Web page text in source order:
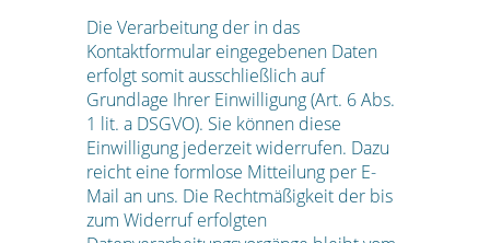
Die Verarbeitung der in das
Kontaktformular eingegebenen Daten
erfolgt somit ausschließlich auf
Grundlage Ihrer Einwilligung (Art. 6 Abs.
1 lit. a DSGVO). Sie können diese
Einwilligung jederzeit widerrufen. Dazu
reicht eine formlose Mitteilung per E-
Mail an uns. Die Rechtmäßigkeit der bis
zum Widerruf erfolgten